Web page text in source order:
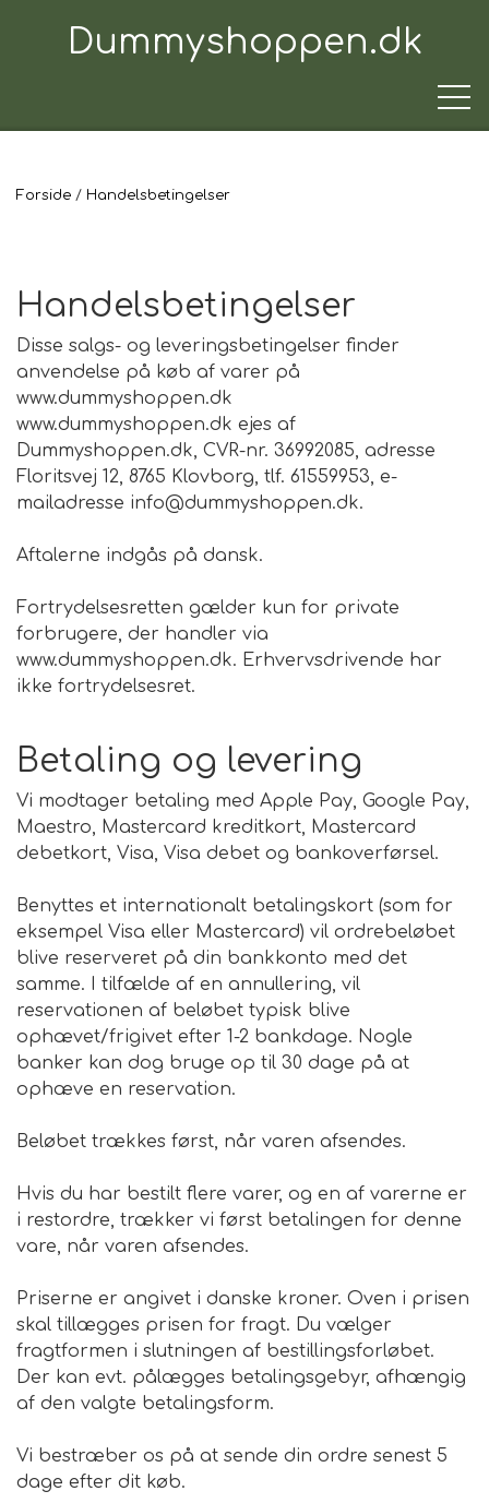
Dummyshoppen.dk
TRÆNINGSUDSTYR
TIL HUNDEN
TIL HUNDEFØREREN
TIL BILEN
FODER & FODER
TILSKUD
PRÆMIER & GAVER
Forside Handelsbetingelser
Handelsbetingelser
Disse salgs- og leveringsbetingelser finder
anvendelse på køb af varer på
www.dummyshoppen.dk
www.dummyshoppen.dk ejes af
Dummyshoppen.dk, CVR-nr. 36992085, adresse
Floritsvej 12, 8765 Klovborg, tlf. 61559953, e-
mailadresse info@dummyshoppen.dk.
Aftalerne indgås på dansk.
Fortrydelsesretten gælder kun for private
forbrugere, der handler via
www.dummyshoppen.dk. Erhvervsdrivende har
ikke fortrydelsesret.
Betaling og levering
Vi modtager betaling med Apple Pay, Google Pay,
Maestro, Mastercard kreditkort, Mastercard
debetkort, Visa, Visa debet og bankoverførsel.
Benyttes et internationalt betalingskort (som for
eksempel Visa eller Mastercard) vil ordrebeløbet
blive reserveret på din bankkonto med det
samme. I tilfælde af en annullering, vil
reservationen af beløbet typisk blive
ophævet/frigivet efter 1-2 bankdage. Nogle
banker kan dog bruge op til 30 dage på at
ophæve en reservation.
Beløbet trækkes først, når varen afsendes.
Hvis du har bestilt flere varer, og en af varerne er
i restordre, trækker vi først betalingen for denne
vare, når varen afsendes.
Priserne er angivet i danske kroner. Oven i prisen
skal tillægges prisen for fragt. Du vælger
fragtformen i slutningen af bestillingsforløbet.
Der kan evt. pålægges betalingsgebyr, afhængig
af den valgte betalingsform.
Vi bestræber os på at sende din ordre senest 5
dage efter dit køb.